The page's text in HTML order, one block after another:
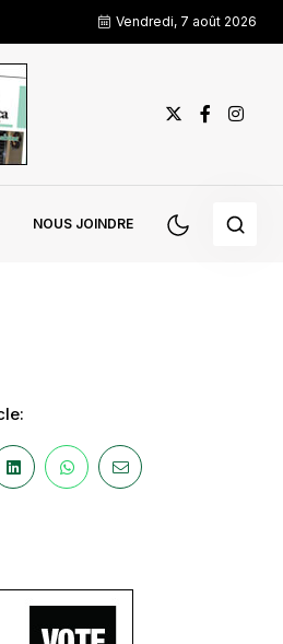
Vendredi, 7 août 2026
NOUS JOINDRE